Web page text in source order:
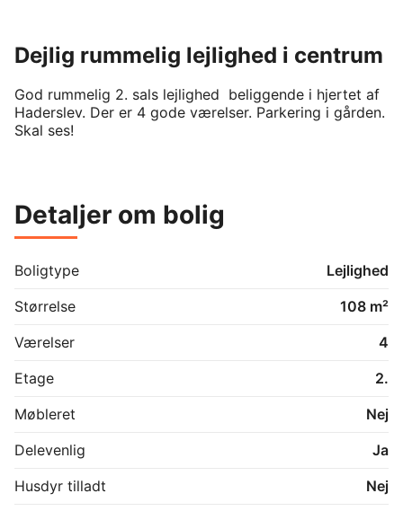
Dejlig rummelig lejlighed i centrum
God rummelig 2. sals lejlighed  beliggende i hjertet af
Haderslev. Der er 4 gode værelser. Parkering i gården.
Skal ses!
Detaljer om bolig
Boligtype
Lejlighed
Størrelse
108 m²
Værelser
4
Etage
2.
Møbleret
Nej
Delevenlig
Ja
Husdyr tilladt
Nej